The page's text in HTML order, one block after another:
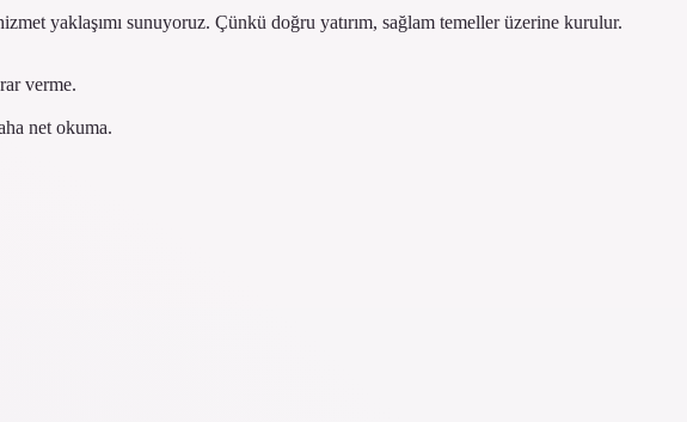
yaklaşımı sunuyoruz. Çünkü doğru yatırım, sağlam temeller üzerine kurulur.
verme.
net okuma.